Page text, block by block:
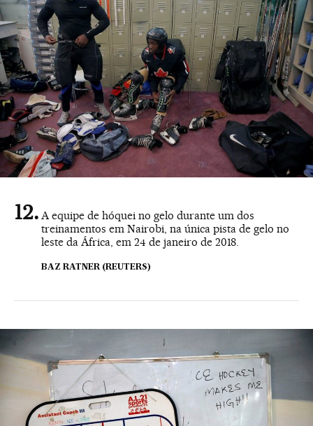
A equipe de hóquei no gelo durante um dos
treinamentos em Nairobi, na única pista de gelo no
leste da África, em 24 de janeiro de 2018.
BAZ RATNER (REUTERS)